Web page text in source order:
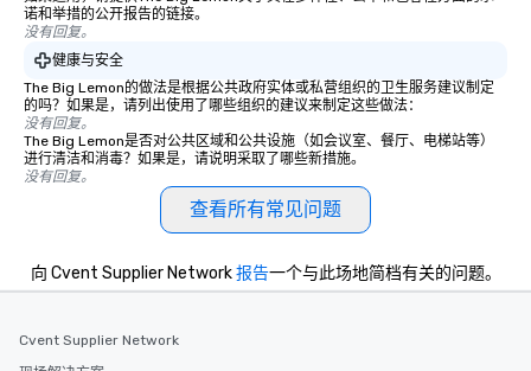
诺和举措的公开报告的链接。
没有回复。
健康与安全
The Big Lemon的做法是根据公共政府实体或私营组织的卫生服务建议制定
的吗？如果是，请列出使用了哪些组织的建议来制定这些做法：
没有回复。
The Big Lemon是否对公共区域和公共设施（如会议室、餐厅、电梯站等）
进行清洁和消毒？如果是，请说明采取了哪些新措施。
没有回复。
查看所有常见问题
向 Cvent Supplier Network报告一个与此场地简档有关的问题。
Cvent Supplier Network